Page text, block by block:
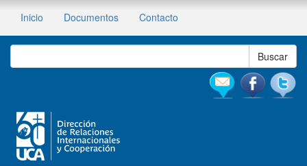
Inicio Documentos Contacto